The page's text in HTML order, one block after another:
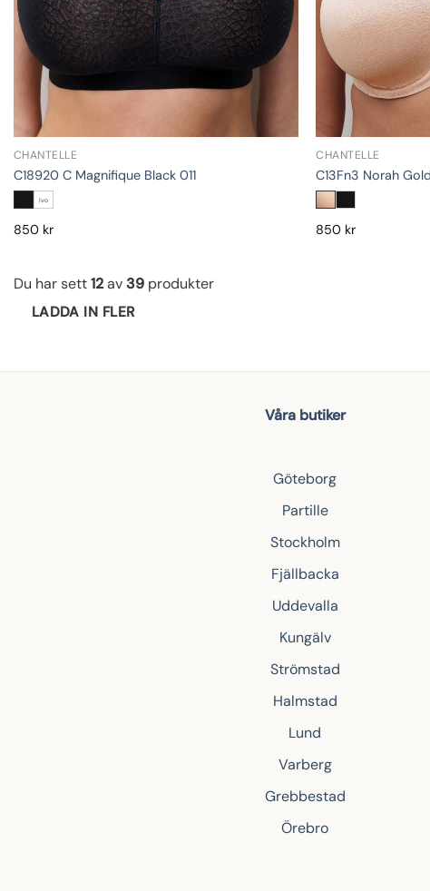
CHANTELLE
C18920 C Magnifique Black 011
Ivo
850 kr
CHANTELLE
C13Fn3 Norah
850 kr
Du har sett12av39 produkter
LADDA IN FLER
Våra butiker
Göteborg
Partille
Stockholm
Fjällbacka
Uddevalla
Kungälv
Strömstad
Halmstad
Lund
Varberg
Grebbestad
Örebro